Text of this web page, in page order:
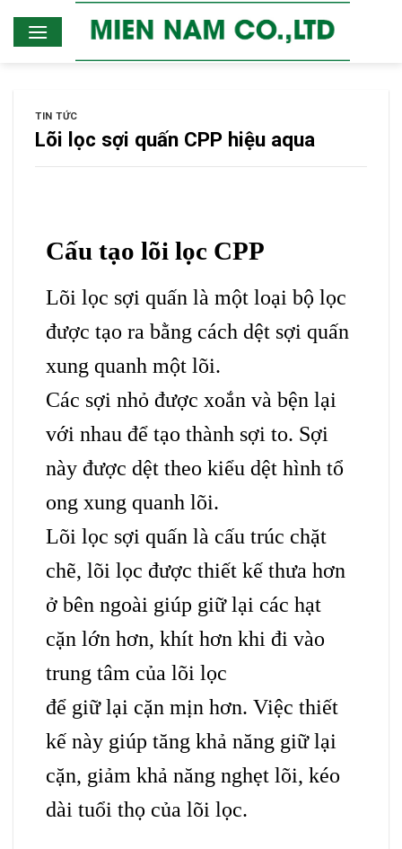
TIN TỨC
Lõi lọc sợi quấn CPP hiệu aqua
Cấu tạo lõi lọc CPP
Lõi lọc sợi quấn là một loại bộ lọc
được tạo ra bằng cách dệt sợi quấn
xung quanh một lõi.
Các sợi nhỏ được xoắn và bện lại
với nhau để tạo thành sợi to. Sợi
này được dệt theo kiểu dệt hình tổ
ong xung quanh lõi.
Lõi lọc sợi quấn là cấu trúc chặt
chẽ, lõi lọc được thiết kế thưa hơn
ở bên ngoài giúp giữ lại các hạt
cặn lớn hơn, khít hơn khi đi vào
trung tâm của lõi lọc
để giữ lại cặn mịn hơn. Việc thiết
kế này giúp tăng khả năng giữ lại
cặn, giảm khả năng nghẹt lõi, kéo
dài tuổi thọ của lõi lọc.